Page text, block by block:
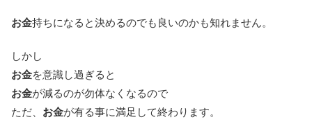
お金持ちになると決めるのでも良いのかも知れません。
しかし
お金を意識し過ぎると
お金が減るのが勿体なくなるので
ただ、 お金が有る事に満足して終わります。